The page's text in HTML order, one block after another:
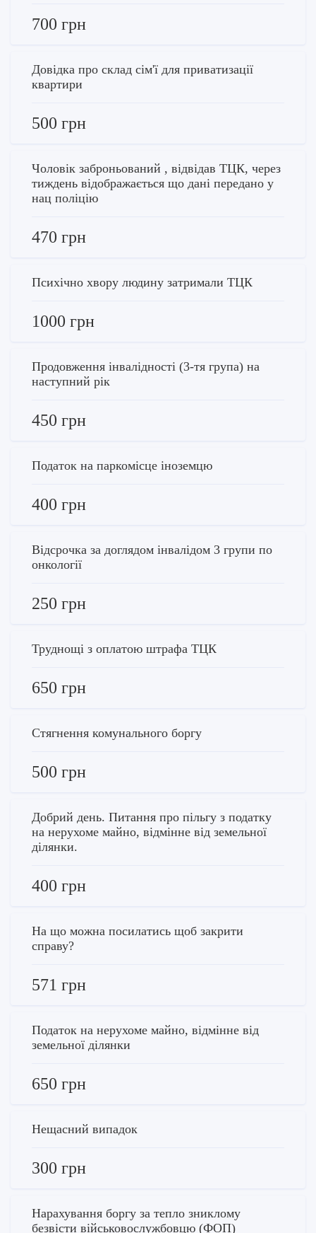
700 грн
Довідка про склад сім'ї для приватизації
квартири
500 грн
Чоловік заброньований , відвідав ТЦК, через
тиждень відображається що дані передано у
нац поліцію
470 грн
Психічно хвору людину затримали ТЦК
1000 грн
Продовження інвалідності (3-тя група) на
наступний рік
450 грн
Податок на паркомісце іноземцю
400 грн
Відсрочка за доглядом інвалідом 3 групи по
онкології
250 грн
Труднощі з оплатою штрафа ТЦК
650 грн
Стягнення комунального боргу
500 грн
Добрий день. Питання про пільгу з податку
на нерухоме майно, відмінне від земельної
ділянки.
400 грн
На що можна посилатись щоб закрити
справу?
571 грн
Податок на нерухоме майно, відмінне від
земельної ділянки
650 грн
Нещасний випадок
300 грн
Нарахування боргу за тепло зниклому
безвісти військовослужбовцю (ФОП)